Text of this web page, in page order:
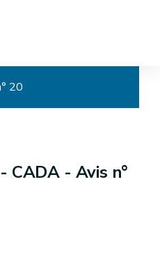
20
CADA - Avis n°